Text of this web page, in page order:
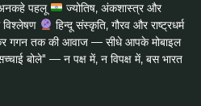
पहलू
ज्योतिष, अंकशास्त्र और
विश्लेषण
हिन्दू संस्कृति, गौरव और राष्ट्रधर्म
गगन तक की आवाज — सीधे आपके मोबाइल
बोले" — न पक्ष में, न विपक्ष में, बस भारत